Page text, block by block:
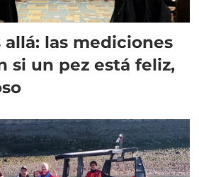
allá: las mediciones
si un pez está feliz,